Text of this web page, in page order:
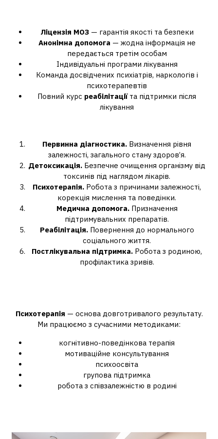
Ліцензія МОЗ— гарантія якості та безпеки
Анонімна допомога — жодна інформація не
передається третім особам
Індивідуальні програми лікування
Команда досвідчених психіатрів, наркологів і
психотерапевтів
Повний курс реабілітаціїта підтримки після
лікування
Первинна діагностика. Визначення рівня
залежності, загального стану здоров’я.
Детоксикація. Безпечне очищення організму від
токсинів під наглядом лікарів.
Психотерапія. Робота з причинами залежності,
корекція мислення та поведінки.
Медична допомога.Призначення
підтримувальних препаратів.
Реабілітація.Повернення до нормального
соціального життя.
Постлікувальна підтримка. Робота з родиною,
профілактика зривів.
Психотерапія — основа довготривалого результату.
Ми працюємо з сучасними методиками:
когнітивно-поведінкова терапія
мотиваційне консультування
психоосвіта
групова підтримка
робота з співзалежністю в родині